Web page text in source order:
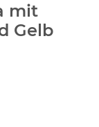
mit
Gelb